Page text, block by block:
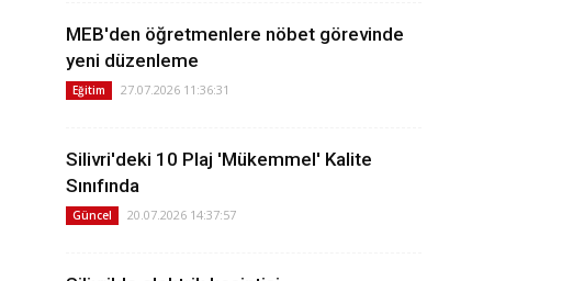
MEB'den öğretmenlere nöbet görevinde
yeni düzenleme
Eğitim 27.07.2026 11:36:31
Silivri'deki 10 Plaj 'Mükemmel' Kalite
Sınıfında
Güncel 20.07.2026 14:37:57